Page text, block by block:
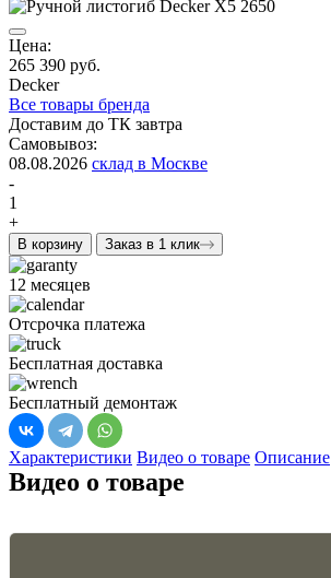
Цена:
265 390 руб.
Decker
Все товары бренда
Доставим до ТК завтра
Самовывоз:
08.08.2026 склад в Москве
-
1
+
В корзину Заказ в 1 клик
12 месяцев
Отсрочка платежа
Бесплатная доставка
Бесплатный демонтаж
Характеристики Видео о товаре Описание
Видео о товаре